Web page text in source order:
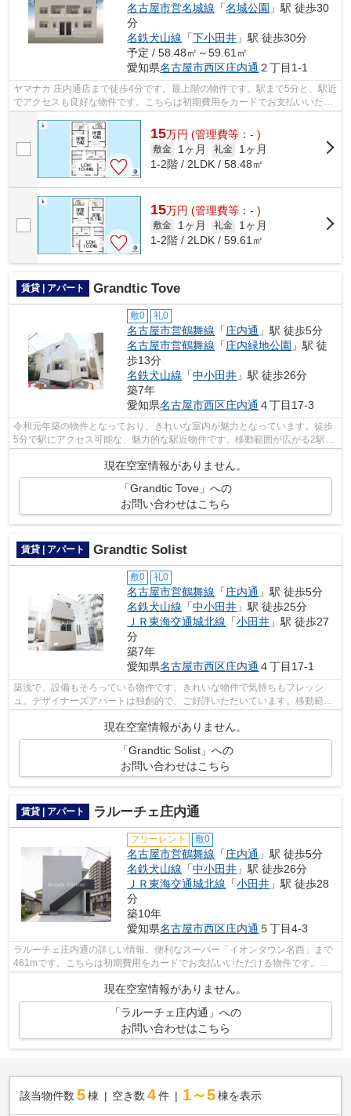
名古屋市営名城線 「名城公園 」駅 徒歩30
分
名鉄犬山線 「下小田井 」駅 徒歩30分
予定 / 58.48㎡～59.61㎡
愛知県名古屋市西区庄内通 ２丁目1-1
ヤマナカ 庄内通店まで徒歩4分です。最上階の物件です。駅まで5分と、駅近
でアクセスも良好な物件です。こちらは初期費用をカードでお支払いいただ
ける物件なので、支払い手続きの手間...
15万円 (管理費等：- )
敷金 1ヶ月 礼金
1ヶ月
1-2階 / 2LDK / 58.48㎡
15万円 (管理費等：- )
敷金 1ヶ月 礼金
1ヶ月
1-2階 / 2LDK / 59.61㎡
賃貸 | アパート Grandtic Tove
敷0 礼0
名古屋市営鶴舞線 「庄内通 」駅 徒歩5分
名古屋市営鶴舞線 「庄内緑地公園 」駅 徒
歩13分
名鉄犬山線 「中小田井 」駅 徒歩26分
築7年
愛知県名古屋市西区庄内通 ４丁目17-3
令和元年築の物件となっており、きれいな室内が魅力となっています。徒歩
5分で駅にアクセス可能な、魅力的な駅近物件です。移動範囲が広がる2駅利
用可能な物件です。デザイナーズアパ...
現在空室情報がありません。
「Grandtic Tove」への
お問い合わせはこちら
賃貸 | アパート Grandtic Solist
敷0 礼0
名古屋市営鶴舞線 「庄内通 」駅 徒歩5分
名鉄犬山線 「中小田井 」駅 徒歩25分
ＪＲ東海交通城北線 「小田井 」駅 徒歩27
分
築7年
愛知県名古屋市西区庄内通 ４丁目17-1
築浅で、設備もそろっている物件です。きれいな物件で気持ちもフレッシ
ュ。デザイナーズアパートは独創的で、ご好評いただいています。移動範囲
現在空室情報がありません。
「Grandtic Solist」への
お問い合わせはこちら
賃貸 | アパート ラルーチェ庄内通
フリーレント 敷0
名古屋市営鶴舞線 「庄内通 」駅 徒歩5分
名鉄犬山線 「中小田井 」駅 徒歩26分
ＪＲ東海交通城北線 「小田井 」駅 徒歩28
分
築10年
愛知県名古屋市西区庄内通 ５丁目4-3
ラルーチェ庄内通の詳しい情報。便利なスーパー「イオンタウン名西」まで
461mです。こちらは初期費用をカードでお支払いいただける物件です。物
件の周辺に2駅あるので移動範囲も広がり...
現在空室情報がありません。
「ラルーチェ庄内通」への
お問い合わせはこちら
該当物件数 5棟 空き数 4 件 1～5 棟を表示